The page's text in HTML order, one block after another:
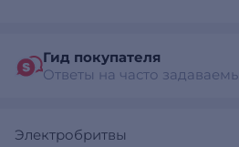
Гид покупателя
Ответы на часто
Электробритвы